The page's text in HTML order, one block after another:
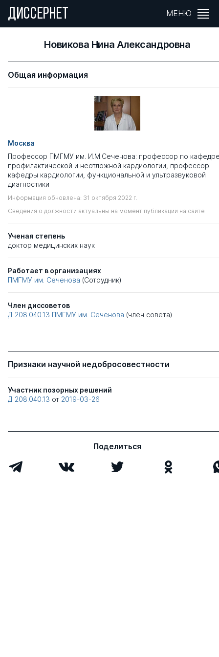
ДИССЕРНЕТ МЕНЮ
Новикова Нина Александровна
Общая информация
Москва
Профессор ПМГМУ им. И.М.Сеченова: профессор по
профилактической и неотложной кардиологии, профессор
кафедры кардиологии, функциональной и ультразвуковой
диагностики
Информация обновлена: 31 октября 2022 г.
Сведения о должности актуальны на момент публикации на сайте
Ученая степень
доктор медицинских наук
Работает в организациях
ПМГМУ им. Сеченова (Сотрудник)
Член диссоветов
Д 208.040.13 ПМГМУ им. Сеченова (член совета)
Признаки научной недобросовестности
Участник позорных решений
Д 208.040.13 от 2019-03-26
Поделиться